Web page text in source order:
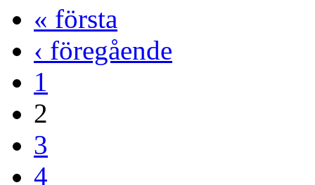
« första
‹ föregående
1
2
3
4